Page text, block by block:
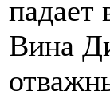
падает
Вина